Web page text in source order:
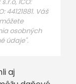
44121881. Váš
osobných
údaje".
aj